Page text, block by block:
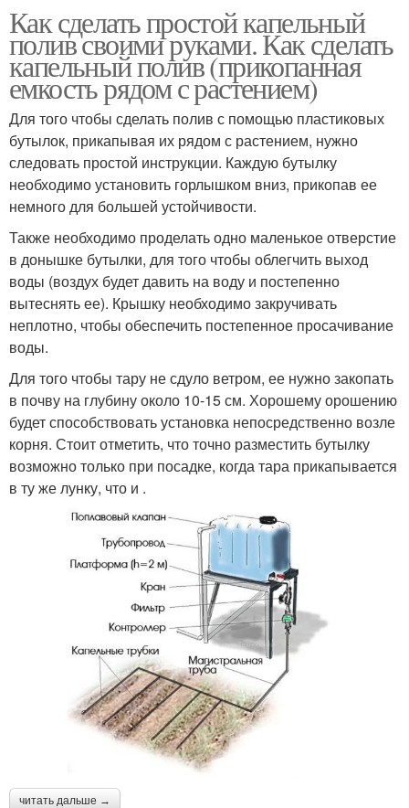
Как сделать простой капельный
полив своими руками. Как сделать
капельный полив (прикопанная
емкость рядом с растением)
Для того чтобы сделать полив с помощью пластиковых
бутылок, прикапывая их рядом с растением, нужно
следовать простой инструкции. Каждую бутылку
необходимо установить горлышком вниз, прикопав ее
немного для большей устойчивости.
Также необходимо проделать одно маленькое отверстие
в донышке бутылки, для того чтобы облегчить выход
воды (воздух будет давить на воду и постепенно
вытеснять ее). Крышку необходимо закручивать
неплотно, чтобы обеспечить постепенное просачивание
воды.
Для того чтобы тару не сдуло ветром, ее нужно закопать
в почву на глубину около 10-15 см. Хорошему орошению
будет способствовать установка непосредственно возле
корня. Стоит отметить, что точно разместить бутылку
возможно только при посадке, когда тара прикапывается
в ту же лунку, что и .
читать дальше →